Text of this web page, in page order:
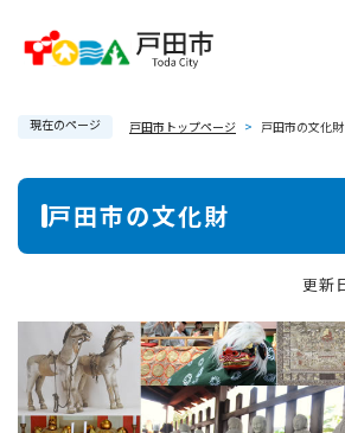
現在のページ 戸田市トップページ > 戸田市の文化財
本
戸田市の文化財
更新